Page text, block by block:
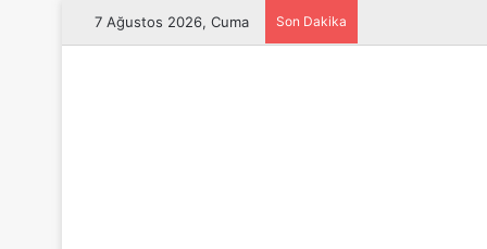
7 Ağustos 2026, Cuma Son Dakika